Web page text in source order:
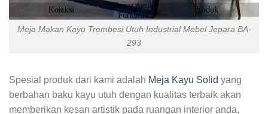
Meja Makan Kayu Trembesi Utuh Industrial Mebel Jepara BA-
293
Spesial produk dari kami adalah Meja Kayu Solid yang
berbahan baku kayu utuh dengan kualitas terbaik akan
memberikan kesan artistik pada ruangan interior anda,